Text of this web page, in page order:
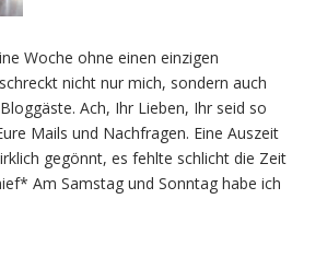
Woche ohne einen einzigen
nicht nur mich, sondern auch
Ach, Ihr Lieben, Ihr seid so
Mails und Nachfragen. Eine Auszeit
gegönnt, es fehlte schlicht die Zeit
Am Samstag und Sonntag habe ich